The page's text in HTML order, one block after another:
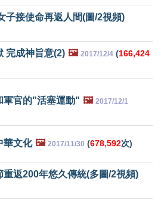
子接使命再返人間(圖/2視頻)
完成神旨意(2) 🖼️ 2017/12/4 (166,424
軍官的"活塞運動" 🖼️ 2017/12/1
華文化 🖼️ 2017/11/30 (678,592次)
返200年悠久傳統(多圖/2視頻)